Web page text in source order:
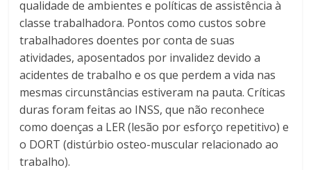
qualidade de ambientes e políticas de assistência à
classe trabalhadora. Pontos como custos sobre
trabalhadores doentes por conta de suas
atividades, aposentados por invalidez devido a
acidentes de trabalho e os que perdem a vida nas
mesmas circunstâncias estiveram na pauta. Críticas
duras foram feitas ao INSS, que não reconhece
como doenças a LER (lesão por esforço repetitivo) e
o DORT (distúrbio osteo-muscular relacionado ao
trabalho).